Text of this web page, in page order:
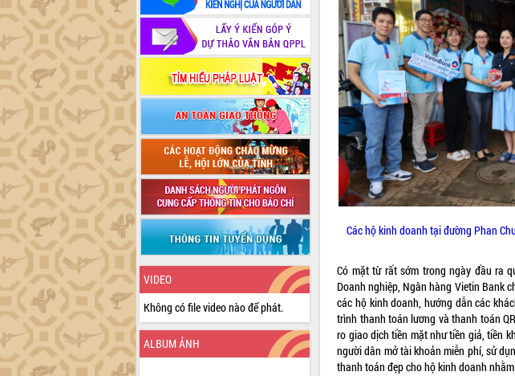
VIDEO
Không có file video nào để phát.
ALBUM ẢNH
Các hộ kinh doanh tại đường Phan
Có mặt từ rất sớm trong ngày đầu ra
Doanh nghiệp, Ngân hàng Vietin Bank
các hộ kinh doanh, hướng dẫn các
trình thanh toán lương và thanh toán
ro giao dịch tiền mặt như tiền giả, tiền
người dân mở tài khoản miễn phí, sử
thanh toán đẹp cho hộ kinh doanh